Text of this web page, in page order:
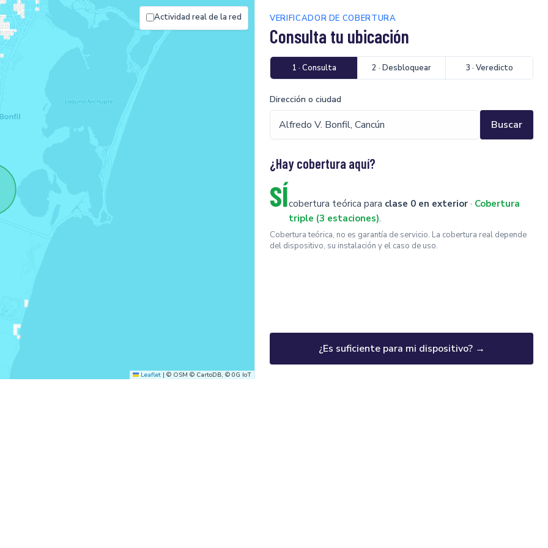
Actividad real de la red
Leaflet | © OSM © CartoDB, © 0G IoT
VERIFICADOR DE COBERTURA
Consulta tu ubicación
1 · Consulta 2 · Desbloquear 3 · Veredicto
Dirección o ciudad
Buscar
¿Hay cobertura aquí?
SÍcobertura teórica para clase 0 en exterior · Cobertura
triple (3 estaciones).
Cobertura teórica, no es garantía de servicio. La cobertura real depende
del dispositivo, su instalación y el caso de uso.
¿Es suficiente para mi dispositivo? →